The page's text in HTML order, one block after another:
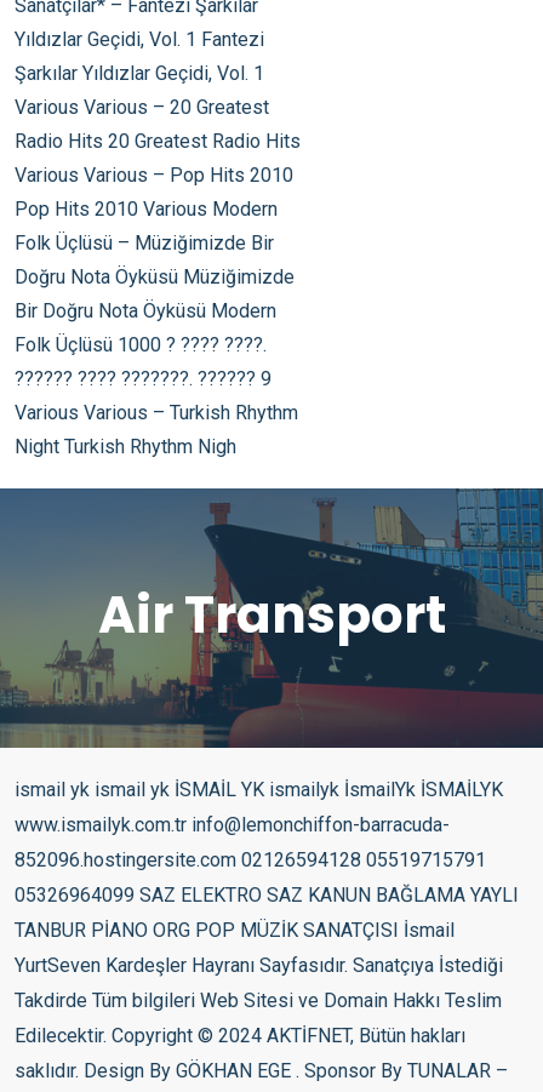
Air Transport
ismail yk ismail yk İSMAİL YK ismailyk İsmailYk İSMAİLYK www.ismailyk.com.tr info@lemonchiffon-barracuda-852096.hostingersite.com 02126594128 05519715791 05326964099 SAZ ELEKTRO SAZ KANUN BAĞLAMA YAYLI TANBUR PİANO ORG POP MÜZİK SANATÇISI İsmail YurtSeven Kardeşler Hayranı Sayfasıdır. Sanatçıya İstediği Takdirde Tüm bilgileri Web Sitesi ve Domain Hakkı Teslim Edilecektir. Copyright © 2024 AKTİFNET, Bütün hakları saklıdır. Design By GÖKHAN EGE . Sponsor By TUNALAR – DORUK GREEN WORLD – ALMAN KURDU – SENAGRAFİK- ASKICIM – ATLANTAR – PINAR TELEKOM – MARGAS – WANDSTOFF – PAKTEL- OTOGAZCIM – STALTEKS – MEDİFARMA LOJİSTİK- PANORAMA ARABULUCULUK – BAER İLAÇ- DYG GRUP – MUTLULUK MODA – EYÜBOĞLU HUKUK – DİĞDEM HOME – KAYRA SİNEKLİK – GÜNAYDIN HOME – GREEN MİLE PLAST – KEVKEB – MANA GLOBAL – LİMSAN – DORUK GÜZELLİK – SANPLASTİK – MARUFPLEKSİ 02126594128 – 05519715791 – 05326964099 – 05326964020 – 05356589031 Copyright © 2025 AKTİFNET , Bütün hakları saklıdır.Müzik ve Ses Design By GÖKHAN EGE Sponsor By DHL – DHL EXPRESS – İMPORT – MİCRO EXPORT – AKTİF EXPORT – AKTİF PORT – LOJİSTİC – TUNALAR – DORUK GREEN WORLD – ASKICIM Doğum adı İsmail Yurtseven Doğum 5 Temmuz 1978 (44 yaşında) Hamm, Almanya Tarzlar Fantezi müzik, Arabesk, Rnb Meslekler Şarkıcı, söz yazarı, besteci,aranjör Etkin yıllar 1995-günümüz Müzik şirketi Avrupa, Musicom İlişkili hareketler Yurtseven Kardeşler Resmî site ismailyk.com İsmail YK ya da gerçek ismiyle İsmail Yurtseven (d. 5 Temmuz 1978, Hamm) Türk şarkıcı. 2006 yılında çıkan Bombabomba.com başlıklı albümü, Türkiye’de yılın en çok satan albümü oldu.[1] Hayatı ve kariyeri Yurtseven Kardeşler Müzik grubunun en küçük solistidir. 1978 yılında Sivas’tan Almanya’ya fabrika işçisi olarak göç eden Ali Rıfat ve eşi Zerife Yurtseven çiftinin müzikle uğraşan beş çocuğundan en küçüğü olan İsmail YK, 5 Temmuz 1978 yılında sabah 05.00’te Almanya, Hamm’da dünyaya gelmiştir. 7 yaşında kardeşleriyle birlikte sahnelere çıkmaya başlamıştır. Yurtseven Kardeşler olarak 1985 ve 1987 yıllarında 2 amatör albüm çıkarmışlardır. 1988 yılında ZDF televizyonunda “Nachbarn in Europa” adlı programa davet edilmiştir. 13 yaşında tam olarak sahne hayatına başlamış ve 1995 yılında ise profesyonel müzik kariyerine adım atmıştır. Alişan, Seda Sayan, Kibariye, Ebru Yaşar gibi sanatçılara birçok beste vermiş, albümlerinde aranje ve müzik yönetmenliği yapmıştır. Konservatuvarda piyano ve gitar mezunudur. Diskografisi Albümleri Şappur Şuppur (2004) – Türkiye satış 1.250.000 Bombabomba.com (2006) – Türkiye satış: 600.000 Bas Gaza (2008) – Türkiye satış: 450.000 Haydi Bastır (2009) – Türkiye satış: 1.500.000 Psikopat (2011) – Türkiye satış: 150.000 Metropol (2012) – Türkiye satış: 100.000 Kıyamet (2015) Tansiyon (2018) Video klipleri Üfle (2004) – Şappur Şuppur Şappur Şuppur (2004) – Şappur Şuppur Nerdesin (2004) – Şappur Şuppur Son Defa (2004) – Şappur Şuppur Tıkla (2005) – Şappur Şuppur İsterim Seni (2005) – Şappur Şuppur Www.Bombabomba.com (2006) Allah Belanı Versin (2006) Git Hadi Git (2006) Bu Şarkının Sözleri yok (2007) Şekerim (2007) Bas Gaza (2008) – Bas Gaza Yar Gitme (2008) – Bas Gaza Bir Numara (2009) – Bas Gaza Haydi Bastır (2009) – Haydi Bastır Çılgın (2009) – Haydi Bastır Neden (2010) – Haydi Bastır Kudur Baby (2010) – Haydi Bastır Dokuz Mevsim (2010) – Haydi Bastır One Minute (2011) – Single Sanane (2011) – Psikopat Psikopat (2011) – Psikopat Duydum ki Çok Mutsuzsun (2011) – Psikopat Ben Senin Ananın (2012) – Metropol Radikal Feminist (2012) Aramanı Bekledim (2013) – Metropol Ya Senin Olurum (2013) – Metropol Doğum Günün Haram Olsun (2014) Nasıl Mutluluklar Dilerim (Erkam Aydar ile düet) (2014) Ah Leylim (2015) Özlüyorum Ben Seni (2015) Kıyamet Kopar (2016) Allah Belanı Versin (Rock Versiyon 2016) Zor Gelecek (Mekin ile düet) (2016) Zaten Ayrılacaktık (Mustafa Arapoğlu ile düet) (2016) Geber (2017) 80 80 160 (2017) Meyhoş Oldum (2018) Kibarım (2018) Tansiyon (2018) Bir Daha Sevmem (2018) Fanatik (2018) Alıştım Sana (2018) Yaralıyım (2018) Radikal Feminist (2018) Damar Damar (Mud ile düet) (2019) Aşığım (Tanery ile düet) (2019) Hep Seninle Olmak (2019) Çikolatam (2019) Yala Dur (2019) Oha (2020) Yaktırdın Bir Sigara (2020) Ayvayı Yemiş (2020) Hadi Ya (2021) Dokuz Mevsim (Akustik) (Ece Mumay ile düet) (2021) Aşkına Memnu (2021) Tatlı Kız (2021) Ağlarsan Ağla (2021) Ayrılmam (Hayat ile düet) (2021) Şımarık (2022) Bana Neden Kıydın (2022) Cehennem (2022) Ağzı Olan Konuşuyor (2022) Dondurmalar Benden (2022) Dertli Dertli (2022) Dağlar Seni Delik Delik Delerim (Türkü) (2022) Sen Gidemezsin (Dila Y. ile düet) (2023) Derdo Baba (2023) Filmografisi Selena (2006) Konuk Oyuncu Korkusuzlar (2007) İsmail Oyun Başladı (2009) Kanka Türkan Hanım’ın Konağı (2021) Konuk Oyuncu Reklamlar Namlı yoğurtları (2006) Dora Hospital (7 Haziran 2013) Norveç Klinik (2017) Namlı peyniri (2020) Namlı Sarı Gelin Çayı (2020) Ödülleri Yıl Ödül veren organizasyon Kategori 2005 32. Altın Kelebek Ödülleri Yılın En İyi Çıkış Yapan Sanatçısı (Şappur Şuppur) 2005 32. Altın Kelebek Ödülleri Umud Vaat Eden En Genç Yıldız Ödülü (Şappur Şuppur) 2005 4. MÜ-YAP Müzik Ödülleri Diamond Albüm Ödülü (Şappur Şuppur) 2005 4. MÜ-YAP Müzik Ödülleri Albüm Başarı Ödülü (Şappur Şuppur) 2005 Aşk Fm Yılın En İyi Sanatçısı (İsmail YK) 2005 Aşk Fm Yılın En İyi Şarkısı (İsmail YK – Nerdesin) 2005 Olay Gazetesi İz Bırakanlar Ödülü (İsmail YK) 2005 İstanbul FM9 İFA Performans Kutlama Ödülü (İsmail YK) 2005 İlhami Ahmed Örnekal İ.Ö.O Yılın En İyi Çıkış Yapan Sanatçısı (İsmail YK) 2006 5. MÜ-YAP Müzik Ödülleri Albüm Satış Ödülü (Yurtseven Kardeşler/Şimdi Halay Zamanı) 2006 Future Dergisi Müzik Ödülleri Yılın En İyi Fantazi Sanatçısı (İsmail YK) 2007 6. MÜ-YAP Müzik Ödülleri Diamond Albüm Ödülü (www.bombabomba.com) 2007 6. MÜ-YAP Müzik Ödülleri Yılın En Fazla Satan Mekanik Albüm Ödülü (www.bombabomba.com) 2007 6. MÜ-YAP Müzik Ödülleri Yılın En Fazla Satan Dijital Albüm Ödülü (www.bombabomba.com) 2007 6. MÜ-YAP Müzik Ödülleri Tüketici Albüm Kalite Ödülü (www.bombabomba.com) 2007 13. Kral TV Video Müzik Ödülleri En İyi Arabesk-Fantazi Erkek Sanatçısı (Git Hadi Git) 2007 14. Altın Objektif Ödülleri Yılın Albümü (İsmail YK – www.bombabomba.com) 2008 7. MÜ-YAP Müzik Ödülleri Platin Albüm Satış Ödülü (Yurtseven Kardeşler/Sen Hiç Aşık Oldun Mu) 2008 7. MÜ-YAP Müzik Ödülleri Dijital Kullanım Ödülü (Yurtseven Kardeşler/Sen Hiç Aşık Oldun Mu) 2008 14. Kral TV Video Müzik Ödülleri En İyi Arabesk-Fantazi Erkek Sanatçısı (Bu Şarkının Sözleri Yok) 2008 7. MÜ-YAP Müzik Ödülleri Dijital Kullanım Ödülü (Git Hadi Git) 2009 15. Kral TV Video Müzik Ödülleri Yılın Fantezi-Arabesk Sanatçısı (Bas Gaza) 2009 8. MÜ-YAP Müzik Ödülleri Platin Albüm Satış Ödülü (Bas Gaza) 2009 8. MÜ-YAP Müzik Ödülleri Dijital Ödül (Bas Gaza) 2009 8. MÜ-YAP Müzik Ödülleri Dijital Ödül (Yar Gitme) 2009 16.Altın Objektif Ödülleri Yılın Albümü (Bas Gaza) 2009 Avea Dijital Müzik Ödülleri Şarkıları En Çok İndirilen Sanatçı (İsmail YK) 2009 TTnet Müzik Portalı Tüm Zamanların En Çok İndirilen Şarkısı (İsmail YK – Bas Gaza) 2009 Türkiye Nielsen 5 Yılda Marka Olabilmeyi Başaran Tek Sanatçı (İsmail YK) 2010 13. Azerbaycan Ulusal Müzik Ödülleri Yılın En Sevilen Sanatçısı (İsmail YK) 2010 Amerika/TechCruch Dünyaca Ün’e Kavuşmuş Türk Müzik Sanatçısı (Çılgın/Facebook-İsmail YK) 2011 Türkiye A.S.A.G.M Türk Gençlik İdolü (İsmail YK) 2012 Özel Erdil Koleji Yılın Sanatçısı (İsmail YK) 2012 Geleneksel Taksici Ödülleri Taksiciler Sevgi Kardeşlik Ödülü (İsmail YK) 2012 Geleneksel Taksici Ödülleri Dijital Platformda En Çok Dinlenen Sanatçı (İsmail YK) 2013 Bakırköy Özel İlköğretim Okulu Çocuklarla En İyi Diyalog Kuran Sanatçı (İsmail YK) 2015 Avrupa Başarı Ödülü Avrupa’da en iyi Türk yılın albümü ödülü (İsmail YK)Pop Müzik Genre 57Pop 36Folk, World, & Country 10Electronic 4Jazz 4Non-Music All Style 26Europop 9Vocal 7Ballad 6Folk 3Ethno-pop All Format 52Album 49CD 11Compilation 9Cassette 4LP All Country 56Turkey 2Europe 2Romania 2Russia 2Serbia All Decade 142010 332000 91990 81980 Help on searching Advanced searchMüzik ve Ses All 53Release 12Master 1Artist Label Search Marketplace Exploring ismail yk 1 – 66 of 66 Prev NextSort Relevance İsmail YK İsmail YK İsmail-YK* – Bombabomba.com Bombabomba.com İsmail-YK* İsmail-YK* – Şappur Şuppur Şappur Şuppur İsmail-YK* İsmail-YK* – Şappur Şuppur Şappur Şuppur İsmail-YK* İsmail-YK* – Psikopat Psikopat İsmail-YK* İsmail YK – Metropol Metropol İsmail YK İsmail-YK* – Bas Gaza Bas Gaza İsmail-YK* İsmail-YK* – Haydi Bastır Haydi Bastır İsmail-YK* İsmail YK – Solo Album Solo Album İsmail YK İsmail YK – Kıyamet Kıyamet İsmail YK İsmail-YK* – Tansiyon Tansiyon İsmail-YK* İsmail-YK* – Şappur Şuppur Şappur Şuppur İsmail-YK* İsmail-YK* – Şappur Şuppur Şappur Şuppur İsmail-YK* Nilüfer – Bir Selam Yeter Bir Selam Yeter Nilüfer Nilüfer – Esmer Günler Esmer Günler Nilüfer Yurtseven Kardeşler – Şimdi Halay Zamanı Şimdi Halay Zamanı Yurtseven Kardeşler Yurtseven Kardeşler – Şimdi Halay Zamanı Şimdi Halay Zamanı Yurtseven Kardeşler İsmail YK – Geber Geber İsmail YK Nilüfer – Bir Selam Yeter Bir Selam Yeter Nilüfer İsmail YK – 80 80 160 Seksen Seksen Yüzaltmış 80 80 160 Seksen Seksen Yüzaltmış İsmail YK Bombabomba.com İsmail-YK* Nilüfer – Esmer Günler Esmer Günler Nilüfer Nilüfer – Esmer Günler Esmer Günler Nilüfer Nilüfer – Geceler Geceler Nilüfer Nilüfer – Geceler Geceler Nilüfer Yurtseven Kardesler* – Sen Hiç Aşık Oldun Mu ? Sen Hiç Aşık Oldun Mu ? Yurtseven Kardesler* Nalan* – Adresi Biliyorsun Adresi Biliyorsun Nalan* Yurtseven Kardeşler – Toprak Toprak Yurtseven Kardeşler Funky G (2) – Osmi Smrtni Greh Osmi Smrtni Greh Funky G (2) İntizar – Ihlamurlar Altında (Nazar Boncuğu) Ihlamurlar Altında (Nazar Boncuğu) İntizar Yurtseven Kardeşler – Toprak Toprak Yurtseven Kardeşler The Sun Ra Arkestra Meets Salah Ragab Plus The Cairo Jazz Band And The Cairo Free Jazz Ensemble – In Egypt In Egypt The Sun Ra Arkestra Meets Salah Ragab Plus The Cairo Jazz Band And The Cairo Free Jazz Ensemble Nalan* – Adresi Biliyorsun Adre